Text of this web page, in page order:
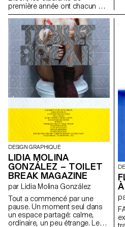
première année ont chacun mis
en page un chapitre du roman
Les Grandes Espérances de
Charles Dickens. Une édition
finale regroupant tous les
chapitres a été réalisée pour
l'occasion.
DESIGN GRAPHIQUE
LIDIA MOLINA
GONZÁLEZ – TOILET
BREAK MAGAZINE
par Lidia Molina González
Tout a commencé par une
pause. Un moment seul dans
un espace partagé: calme,
ordinaire, un peu étrange. Les